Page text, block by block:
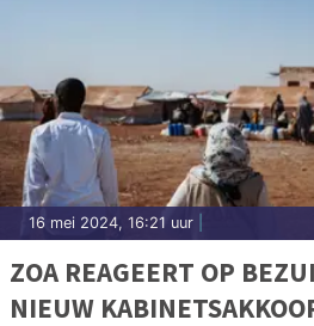
16 mei 2024, 16:21 uur
ZOA REAGEERT OP
NIEUW